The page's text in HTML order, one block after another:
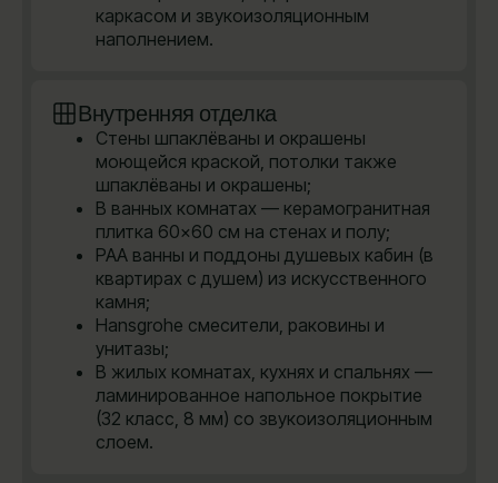
каркасом и звукоизоляционным
наполнением.
Внутренняя отделка
Стены шпаклёваны и окрашены
моющейся краской, потолки также
шпаклёваны и окрашены;
В ванных комнатах — керамогранитная
плитка 60×60 см на стенах и полу;
PAA ванны и поддоны душевых кабин (в
квартирах с душем) из искусственного
камня;
Hansgrohe cмесители, раковины и
унитазы;
В жилых комнатах, кухнях и спальнях —
ламинированное напольное покрытие
(32 класс, 8 мм) со звукоизоляционным
слоем.